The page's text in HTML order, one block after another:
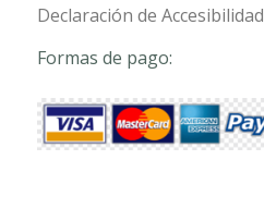
Declaración de Accesibilidad
Formas de pago: